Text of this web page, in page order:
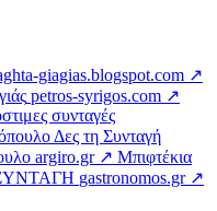
giagias.blogspot.com ↗
petros-syrigos.com ↗
συνταγές
Δες τη Συνταγή
argiro.gr ↗ Μπιφτέκια
ΣΥΝΤΑΓΗ gastronomos.gr ↗